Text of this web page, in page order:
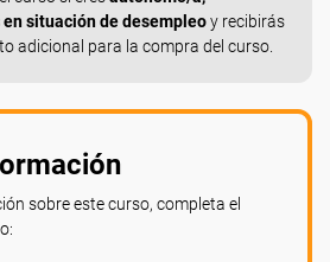
situación de desempleoy recibirás
adicional para la compra del curso.
sobre este curso, completa el